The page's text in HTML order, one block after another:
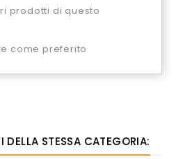
prodotti di questo
come preferito
DELLA STESSA CATEGORIA: